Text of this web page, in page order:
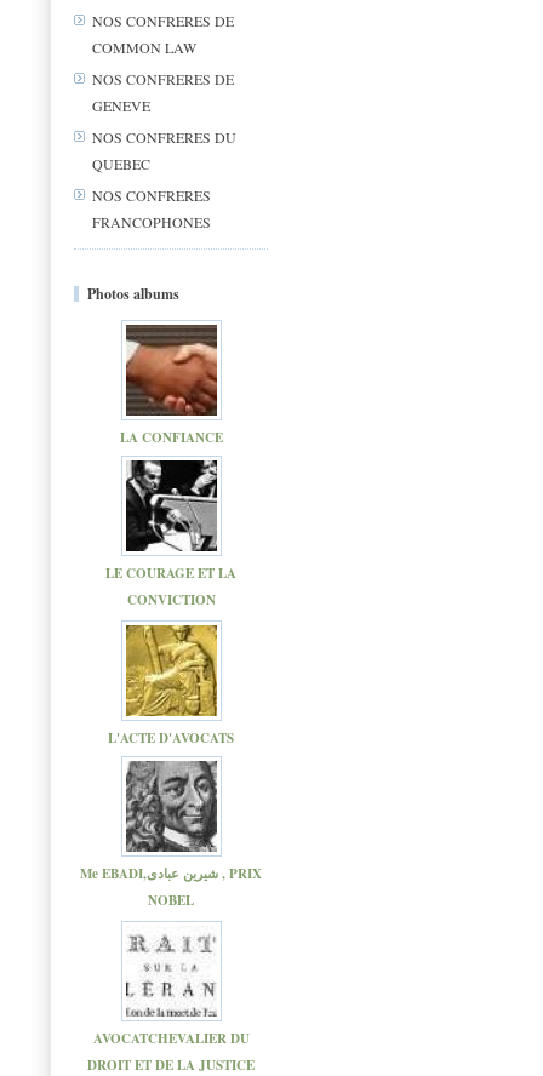
NOS CONFRERES DE
COMMON LAW
NOS CONFRERES DE
GENEVE
NOS CONFRERES DU
QUEBEC
NOS CONFRERES
FRANCOPHONES
Photos albums
LA CONFIANCE
LE COURAGE ET LA
CONVICTION
L'ACTE D'AVOCATS
Me EBADI,شیرین عبادی , PRIX
NOBEL
AVOCATCHEVALIER DU
DROIT ET DE LA JUSTICE